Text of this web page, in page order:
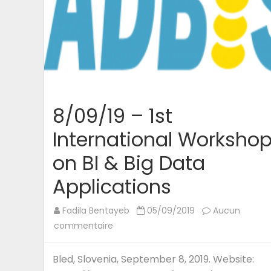
8/09/19 – 1st
International
on BI & Big Data
Applications
Fadila Bentayeb 05/09/2019
Aucun
commentaire
–
Bled, Slovenia, September 8, 2019. Website: